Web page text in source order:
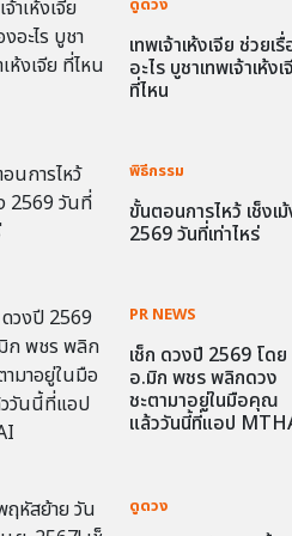
เทพเจ้าเห้งเจีย ช่วยเ
อะไร บูชาเทพเจ้าเห้งเ
ที่ไหน
พิธีกรรม
ขั้นตอนการไหว้ เช็งเ
2569 วันที่เท่าไหร่
PR NEWS
เช็ก ดวงปี 2569 โดย
อ.มิก พชร พลิกดวง
ชะตามาอยู่ในมือคุณ
แล้ววันนี้ที่แอป
ดูดวง